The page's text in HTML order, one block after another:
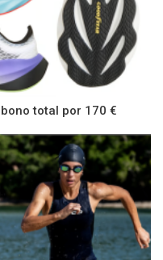
total por 170 €